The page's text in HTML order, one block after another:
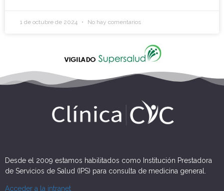
1 de octubre de 2024 No hay comentarios
Desde el 2009 estamos habilitados como Institución Prestadora
de Servicios de Salud (IPS) para consulta de medicina general.
Acceder a la intranet